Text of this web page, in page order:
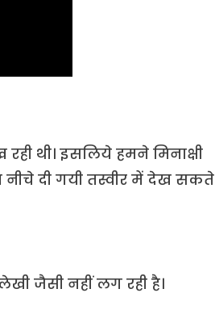
थी। इसलिये हमने मिनाक्षी
दी गयी तस्वीर में देख सकते
जैसी नहीं लग रही है।